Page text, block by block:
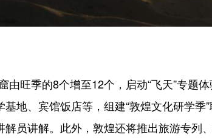
旺季的8个增至12个，启动“飞天”专题
地、宾馆饭店等，组建“敦煌文化研学季
员讲解。此外，敦煌还将推出旅游专列